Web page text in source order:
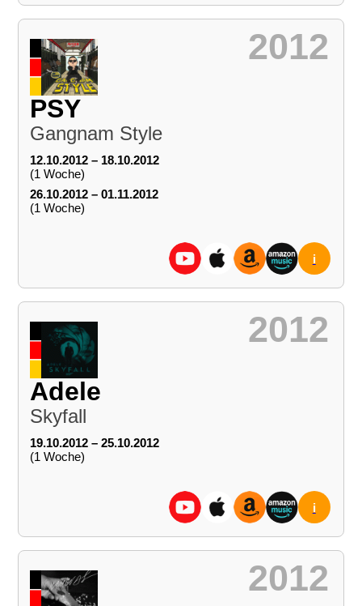
2012
PSY
Gangnam Style
12.10.2012 – 18.10.2012
(1 Woche)
26.10.2012 – 01.11.2012
(1 Woche)
i
2012
Adele
Skyfall
19.10.2012 – 25.10.2012
(1 Woche)
i
2012